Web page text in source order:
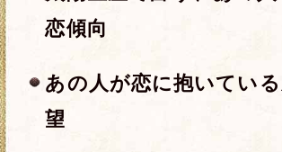
一部使用できない文字がございます。
年 月 日
※必須